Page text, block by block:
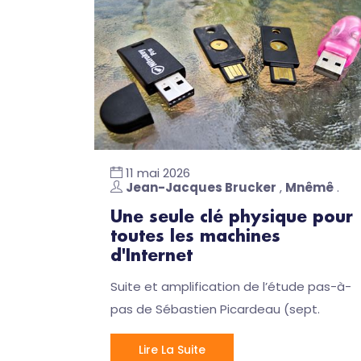
11 mai 2026
Jean-Jacques Brucker , Mnêmê .
Une seule clé physique pour
toutes les machines
d'Internet
Suite et amplification de l’étude pas-à-
pas de Sébastien Picardeau (sept.
Lire La Suite